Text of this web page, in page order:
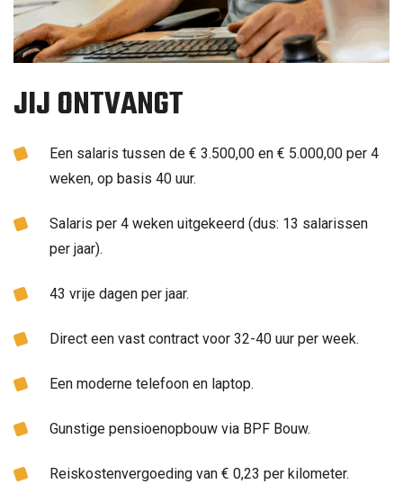
JIJ ONTVANGT
Een salaris tussen de € 3.500,00 en € 5.000,00 per 4
weken, op basis 40 uur.
Salaris per 4 weken uitgekeerd (dus: 13 salarissen
per jaar).
43 vrije dagen per jaar.
Direct een vast contract voor 32-40 uur per week.
Een moderne telefoon en laptop.
Gunstige pensioenopbouw via BPF Bouw.
Reiskostenvergoeding van € 0,23 per kilometer.